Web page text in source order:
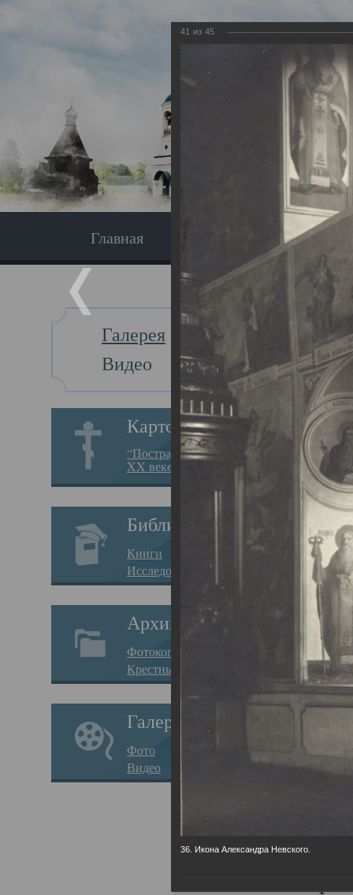
Главная Экскурсия
Галерея
Видео
Картотека
“Пострадавшие за веру в
XX веке на Севере”
Библиотека
Книги
Исследования
Архив
Фотокопии дел
Крестные ходы
Галерея
Фото
Видео
Главная
41 из 45
36. Икона Александра Невского.